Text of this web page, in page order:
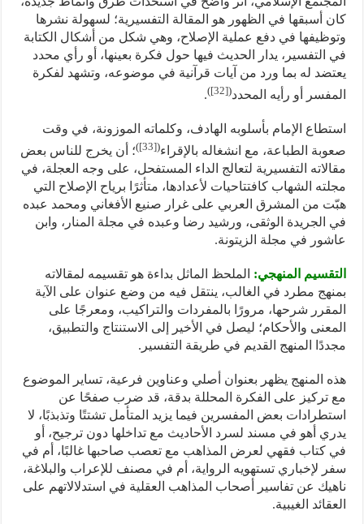
كان أسبقها في الظهور هو المقالة التفسيرية؛ لسهولة نشرها
وتوظيفها في دفع عملية الإصلاح، وهي شكل من أشكال الكتابة
في التفسير، يدار الحديث فيها حول فكرة بعينها، أو رأي محدد
يعتضد له بما ورد من آيات قرآنية في موضوعه، وتشهد لفكرة
المفسر أو رأيه المحدد(
[32]
)
.
استطاع الإمام بأسلوبه الهادف، وكلماته الموزونة، في وقت
صعوبة الطباعة، مع انشغاله بالإقراء(
[33]
)؛ أن يخرج للناس بعض
مقالاته التفسيرية لتعالج الداء المستفحل، على وجه العجلة، في
مجلته الشهاب كافتتاحيات لأعدادها، متأثرًا برياح الإصلاح التي
هبّت من المشرق العربي على غرار صنيع الأفغاني ومحمد عبده
في الجريدة الوثقى، ورشيد رضا وعبده في مجلة المنار، وابن
عاشور في مجلة الزيتونة.
التقسيم المنهجي: الملحظ الماثل بداءة هو تقسيمه لمقالاته
بمنهج مطرد في الغالب، ينتقل فيه من وضع عنوان على الآية
المقرر شرحها، مرورًا بالمفردات والتراكيب، ومعرجًا على
المعنى والأحكام؛ ليصل في الأخير إلى الاستنتاج والتطبيق،
مجددًا المنهج القديم في طريقة التفسير.
هذه المنهج يظهر بعنوان أصلي وعناوين فرعية، تساير الموضوع
مع تركيز على الفكرة المحللة بدقة، قد ضرب صفحًا عن
استطرادات بعض المفسرين فيما يزيد المتأمل تشتتًا وتذبذبًا، لا
يدري أهو في مسند لسرد الأحاديث مع تداخلها دون ترجيح، أو
في كتاب فقهي لعرض المذاهب مع تعصب صاحبها غالبًا، أم في
سفر لإخباري تستهويه الرواية، أم في مصنف للإعراب والبلاغة،
ناهيك عن تفاسير أصحاب المذاهب العقلية في استدلالاتهم على
العقائد الغيبية.